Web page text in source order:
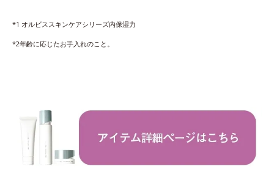
*1 オルビススキンケアシリーズ内保湿力
*2年齢に応じたお手入れのこと。